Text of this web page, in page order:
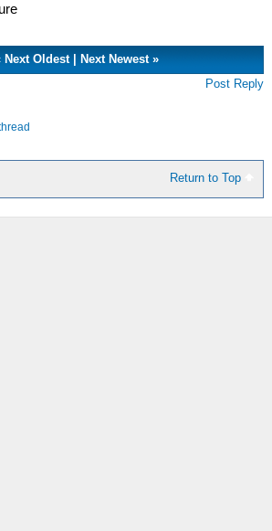
Next Oldest Next Newest »
Post Reply
Return to Top